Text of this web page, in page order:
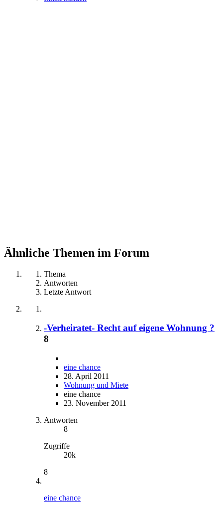
Ähnliche Themen im Forum
Thema
Antworten
Letzte Antwort
-Verheiratet- Recht auf eigene Wohnung ?
8
eine chance
28. April 2011
Wohnung und Miete
eine chance
23. November 2011
Antworten
8
Zugriffe
20k
8
eine chance